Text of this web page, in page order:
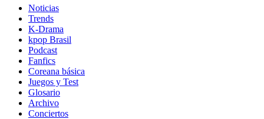
Noticias
Trends
K-Drama
kpop Brasil
Podcast
Fanfics
Coreana básica
Juegos y Test
Glosario
Archivo
Conciertos